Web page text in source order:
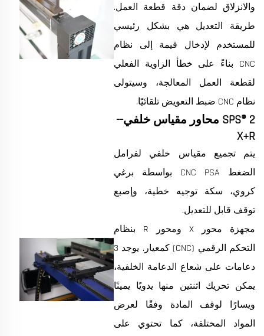
والانزلاق لضمان دقة قطعة العمل.
طريقة التعديل هي بشكل رئيسي
للمستخدم لإدخال قيمة إلى نظام
CNC بناءً على خطأ الزاوية الفعلي
لقطعة العمل المعالجة، وسيتولى
نظام CNC ضبط التعويض تلقائيًا.
SPS® 2 محاور مقياس خلفي--
X+R
يتم تجميع مقياس خلفي لفرامل
الضغط CNC PSA بواسطة برغي
كروي، سكة توجيه خطية، وإصبع
توقف قابل للتعديل.
مجهزة محور X ومحور R بنظام
التحكم الرقمي (CNC) كمعيار. يوجد 3
دعامات على شعاع الدعامة الخلفية،
يمكن تحريك اثنتين منها يدويًا يمينًا
ويسارًا لوقف المادة وفقًا لعرض
المواد المختلفة، كما تحتوي على